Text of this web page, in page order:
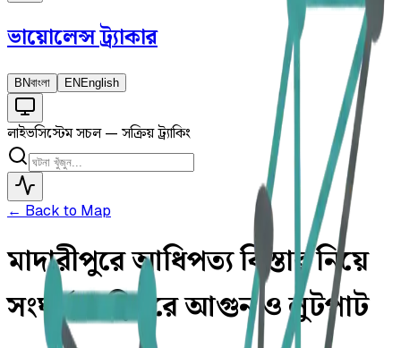
ভায়োলেন্সট্র্যাকার
BNবাংলা EN English
লাইভসিস্টেম সচল — সক্রিয় ট্র্যাকিং
← Back to Map
মাদারীপুরে আধিপত্য বিস্তার নিয়ে
সংঘর্ষ, বাড়িঘরে আগুন ও লুটপাট